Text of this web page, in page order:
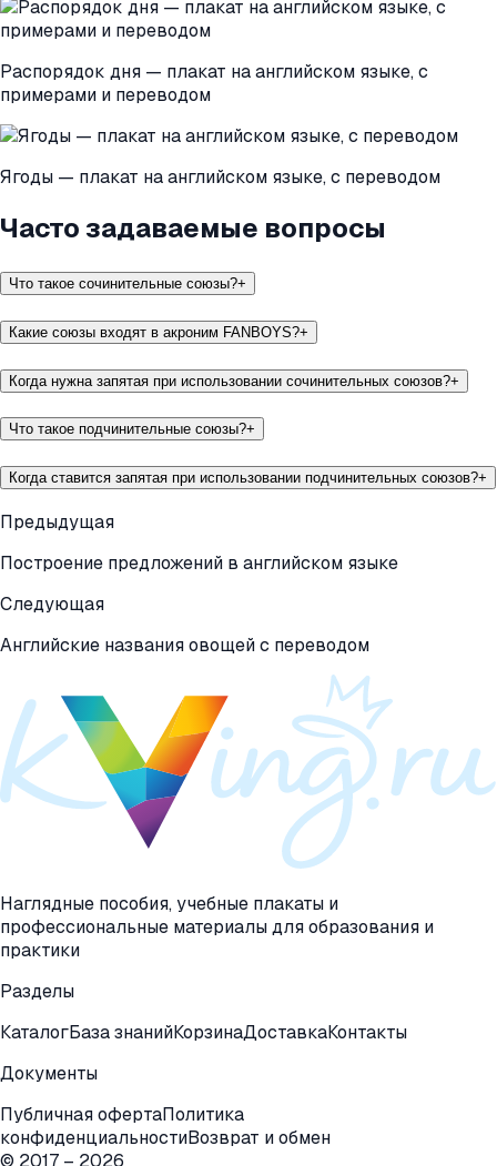
Распорядок дня — плакат на английском языке, с
примерами и переводом
Ягоды — плакат на английском языке, с переводом
Часто задаваемые вопросы
Что такое сочинительные союзы?+
Какие союзы входят в акроним FANBOYS?+
Когда нужна запятая при использовании сочинительных союзов?+
Что такое подчинительные союзы?+
Когда ставится запятая при использовании подчинительных союзов?+
Предыдущая
Построение предложений в английском языке
Следующая
Английские названия овощей с переводом
Наглядные пособия, учебные плакаты и
профессиональные материалы для образования и
практики
Разделы
КаталогБаза знанийКорзинаДоставкаКонтакты
Документы
Публичная офертаПолитика
конфиденциальностиВозврат и обмен